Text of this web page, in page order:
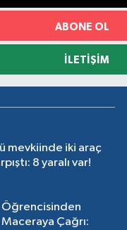
ABONE OL
İLETIŞIM
mevkiinde iki araç
8 yaralı var!
Öğrencisinden
Çağrı: